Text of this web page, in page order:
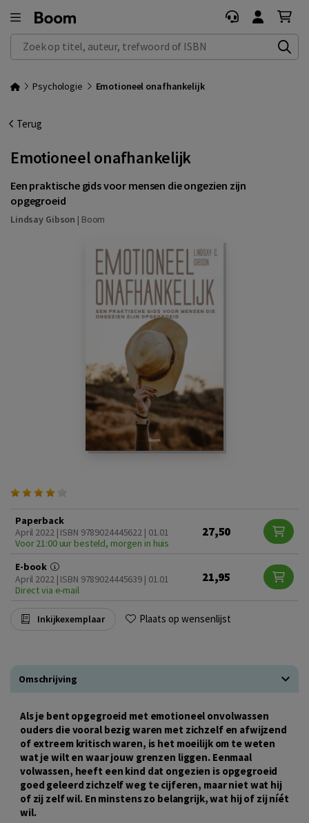
Zoek op titel, auteur, trefwoord of ISBN
Psychologie Emotioneel onafhankelijk
Terug
Emotioneel onafhankelijk
Een praktische gids voor mensen die ongezien zijn
opgegroeid
Lindsay Gibson | Boom
Paperback
April 2022 | ISBN 9789024445622 | 01.01
Voor 21:00 uur besteld, morgen in huis
27,50
E-book
April 2022 | ISBN 9789024445639 | 01.01
Direct via e-mail
21,95
Inkijkexemplaar Plaats op wensenlijst
Omschrijving
Als je bent opgegroeid met emotioneel onvolwassen
ouders die vooral bezig waren met zichzelf en afwijzend
of extreem kritisch waren, is het moeilijk om te weten
wat je wilt en waar jouw grenzen liggen. Eenmaal
volwassen, heeft een kind dat ongezien is opgegroeid
goed geleerd zichzelf weg te cijferen, maar niet wat hij
of zij zelf wil. En minstens zo belangrijk, wat hij of zij níét
wil.